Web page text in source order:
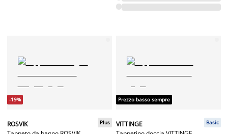
-19%
ROSVIK
Plus
Prezzo basso sempre
VITTINGE
Basic